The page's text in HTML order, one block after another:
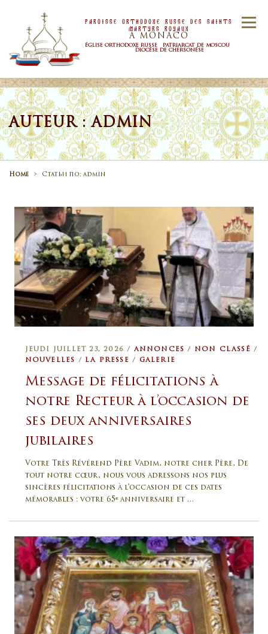
Menu
Paroisse Orthodoxe Russe Des Saints
Martyrs Royaux
À MONACO
ÉGLISE ORTHODOXE RUSSE PATRIARCAT DE MOSCOU
DIOCÉSE DE CHERSONÉSE
ACCUEIL PAROISSE NOUVELLES
HORAIRE SACREMENTS
AUTEUR :ADMIN
Home > Статьи по: admin
JEUDI JUILLET 23, 2026 /ANNONCES / NON CLASSÉ /
NOUVELLES
/ LA PRESSE / GALERIE
Message de félicitations à
notre Recteur à l’occasion de
ses deux anniversaires
jubilaires
Votre Très Révérend Père Vadim, notre cher Père, De
tout notre cœur, nous vous adressons nos plus
sincères félicitations à l’occasion de ces dates
mémorables : votre 65ᵉ anniversaire et …